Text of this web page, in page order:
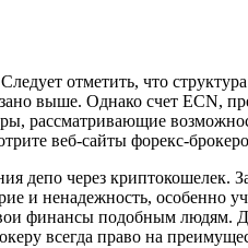
отметить, что
выше. Однако счет ECN,
рассматривающие
веб-сайты форекс-
депо через криптокошелек.
и ненадежность,
финансы подобным людям.
всегда право на